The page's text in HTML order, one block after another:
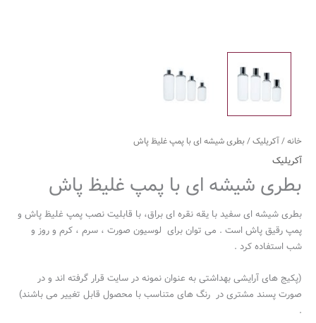
خانه/آکریلیک/ بطری شیشه ای با پمپ غلیظ پاش
آکریلیک
بطری شیشه ای با پمپ غلیظ پاش
بطری شیشه ای سفید با یقه نقره ای براق، با قابلیت نصب پمپ غلیظ پاش و
پمپ رقیق پاش است . می توان برای لوسیون صورت ، سرم ، کرم و روز و
شب استفاده کرد .
(پکیج های آرایشی بهداشتی به عنوان نمونه در سایت قرار گرفته اند و در
صورت پسند مشتری در رنگ های متناسب با محصول قابل تغییر می باشند)